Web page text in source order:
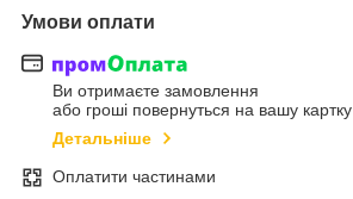
Умови оплати
Ви отримаєте замовлення
або гроші повернуться на вашу картку
Детальніше
Оплатити частинами